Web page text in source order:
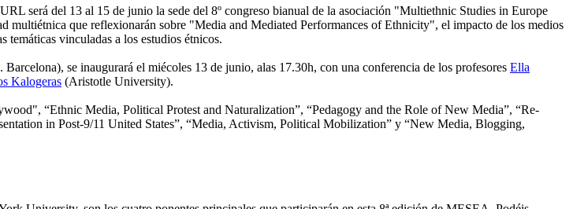
será del 13 al 15 de junio la sede del 8º congreso bianual de la asociación "Multiethnic Studies in Europe
multiétnica que reflexionarán sobre "Media and Mediated Performances of Ethnicity", el impacto de los medios
temáticas vinculadas a los estudios étnicos.
se inaugurará el miécoles 13 de junio, alas 17.30h, con una conferencia de los profesores Ella
Kalogeras (Aristotle University).
“Ethnic Media, Political Protest and Naturalization”, “Pedagogy and the Role of New Media”, “Re-
in Post-9/11 United States”, “Media, Activism, Political Mobilization” y “New Media, Blogging,